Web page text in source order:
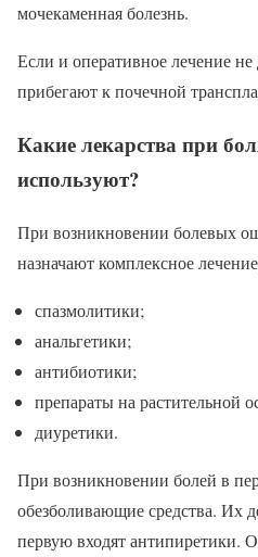
мочекаменная болезнь.
Если и оперативное лечение не
прибегают к почечной
Какие лекарства при
используют?
При возникновении болевых
назначают комплексное
спазмолитики;
анальгетики;
антибиотики;
препараты на растительной
диуретики.
При возникновении болей в
обезболивающие средства. Их
первую входят антипиретики.